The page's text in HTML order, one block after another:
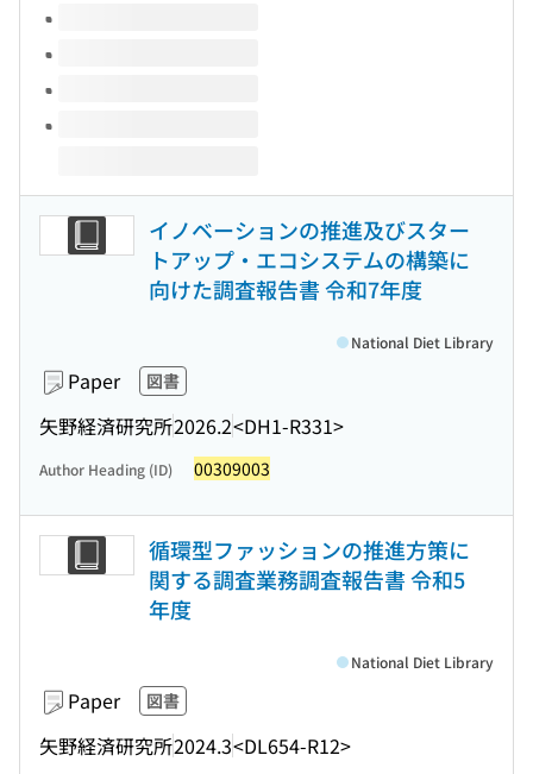
イノベーションの推進及びスター
トアップ・エコシステムの構築に
向けた調査報告書 令和7年度
Paper 図書
矢野経済研究所2026.2<DH1-R331>
National Diet Library
Author Heading (ID) 00309003
循環型ファッションの推進方策に
関する調査業務調査報告書 令和5
年度
Paper 図書
矢野経済研究所2024.3<DL654-R12>
National Diet Library